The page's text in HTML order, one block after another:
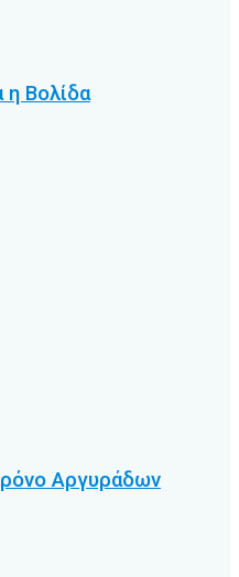
Βολίδα
Αργυράδων